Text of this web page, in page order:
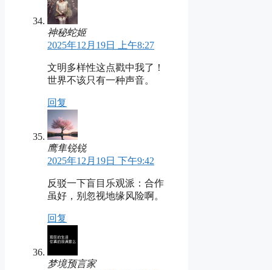
神秘蛇姬
2025年12月19日 上午8:27
文明多样性这点戳中我了！
世界不该只有一种声音。
回复
鹰隼锐锐
2025年12月19日 下午9:42
反驳一下盲目乐观派：合作
虽好，别忽视地缘风险啊。
回复
梦境预言家